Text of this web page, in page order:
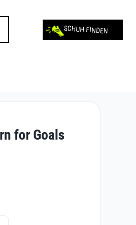
SCHUH FINDEN
for Goals